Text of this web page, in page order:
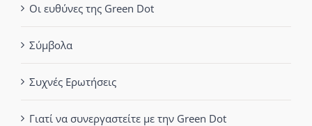
Οι ευθύνες της Green Dot
Σύμβολα
Συχνές Ερωτήσεις
Γιατί να συνεργαστείτε με την Green Dot